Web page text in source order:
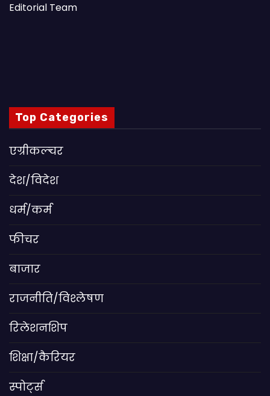
Editorial Team
Top Categories
एग्रीकल्चर
देश/विदेश
धर्म/कर्म
फीचर
बाजार
राजनीति/विश्लेषण
रिलेशनशिप
शिक्षा/कैरियर
स्पोर्ट्स